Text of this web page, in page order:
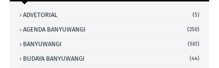
ADVETORIAL (5)
AGENDA BANYUWANGI (250)
BANYUWANGI (561)
BUDAYA BANYUWANGI (44)